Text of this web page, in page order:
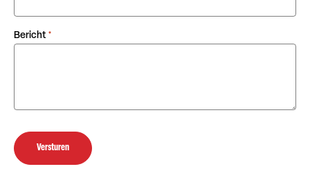
Bericht *
Versturen